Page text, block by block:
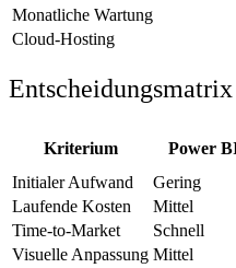
Monatliche Wartung
Cloud-Hosting
Entscheidungsmatrix
Kriterium Power
Initialer Aufwand
Gering
Laufende Kosten
Mittel
Time-to-Market
Schnell
Visuelle Anpassung Mittel